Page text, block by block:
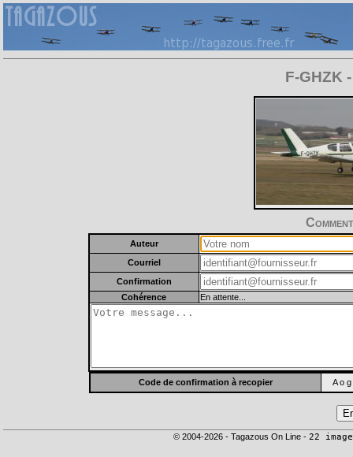
F-GHZK -
Auteur
Courriel
Confirmation
Cohérence
En attente...
Code de confirmation à recopier A o
© 2004-2026 - Tagazous On Line - 22